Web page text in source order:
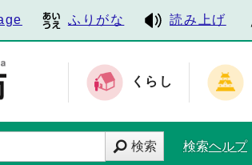
ふりがな 読み上げ
くらし
検索 検索ヘルプ